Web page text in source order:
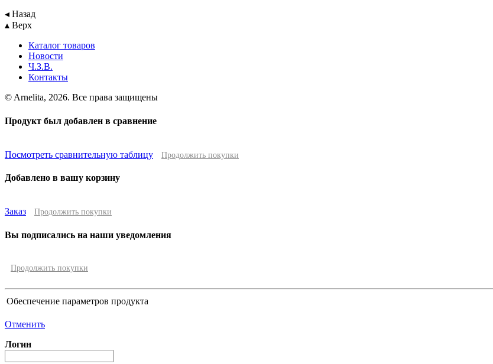
◂ Назад
▴ Верх
Каталог товаров
Новости
Ч.З.В.
Контакты
© Arnelita, 2026. Все права защищены
Продукт был добавлен в сравнение
Посмотреть сравнительную таблицу Продолжить покупки
Добавлено в вашу корзину
Заказ Продолжить покупки
Вы подписались на наши уведомления
Продолжить покупки
Обеспечение параметров продукта
Отменить
Логин